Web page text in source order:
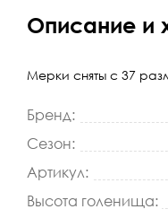
Описание и
Мерки сняты с 37
Бренд:
Сезон:
Артикул:
Высота голенища: